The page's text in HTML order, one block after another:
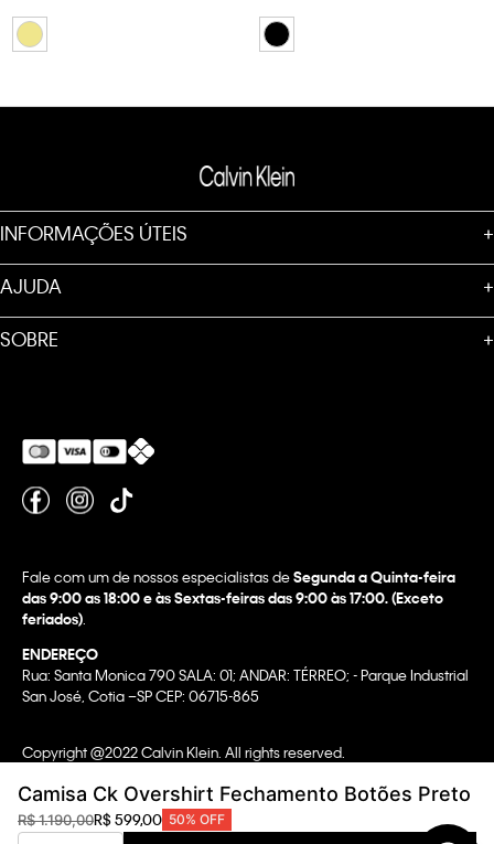
Camisa Ck Overshirt Fechamento Botões Preto
R$1.190,00R$599,00 50% OFF
INFORMAÇÕES ÚTEIS +
AJUDA +
SOBRE +
Fale com um de nossos especialistas deSegunda a Quinta-feira
das 9:00 as 18:00 e às Sextas-feiras das 9:00 às 17:00. (Exceto
feriados)
ENDEREÇO
Rua: Santa Monica 790 SALA: 01; ANDAR: TÉRREO; - Parque Industrial
San José, Cotia –SP CEP: 06715-865
Copyright @2022 Calvin Klein. All rights reserved.
CNPJ 07.296.319/0058-90